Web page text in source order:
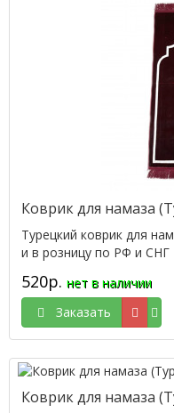
Коврик для намаза
Турецкий коврик для
и в розницу по РФ и СНГ
520р. нет в наличии
Заказать
Коврик для намаза